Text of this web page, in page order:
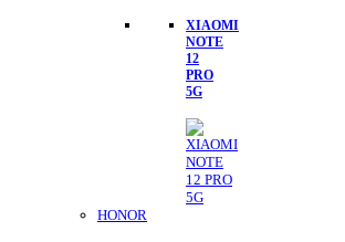
XIAOMI
NOTE
12
PRO
5G
HONOR